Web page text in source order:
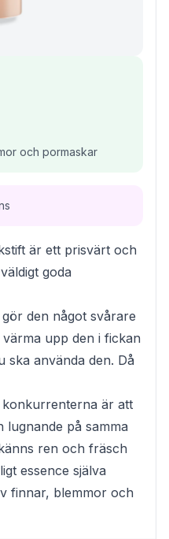
och pormaskar
är ett prisvärt och
goda
den något svårare
upp den i fickan
ska använda den. Då
är att
på samma
ren och fräsch
essence själva
finnar, blemmor och